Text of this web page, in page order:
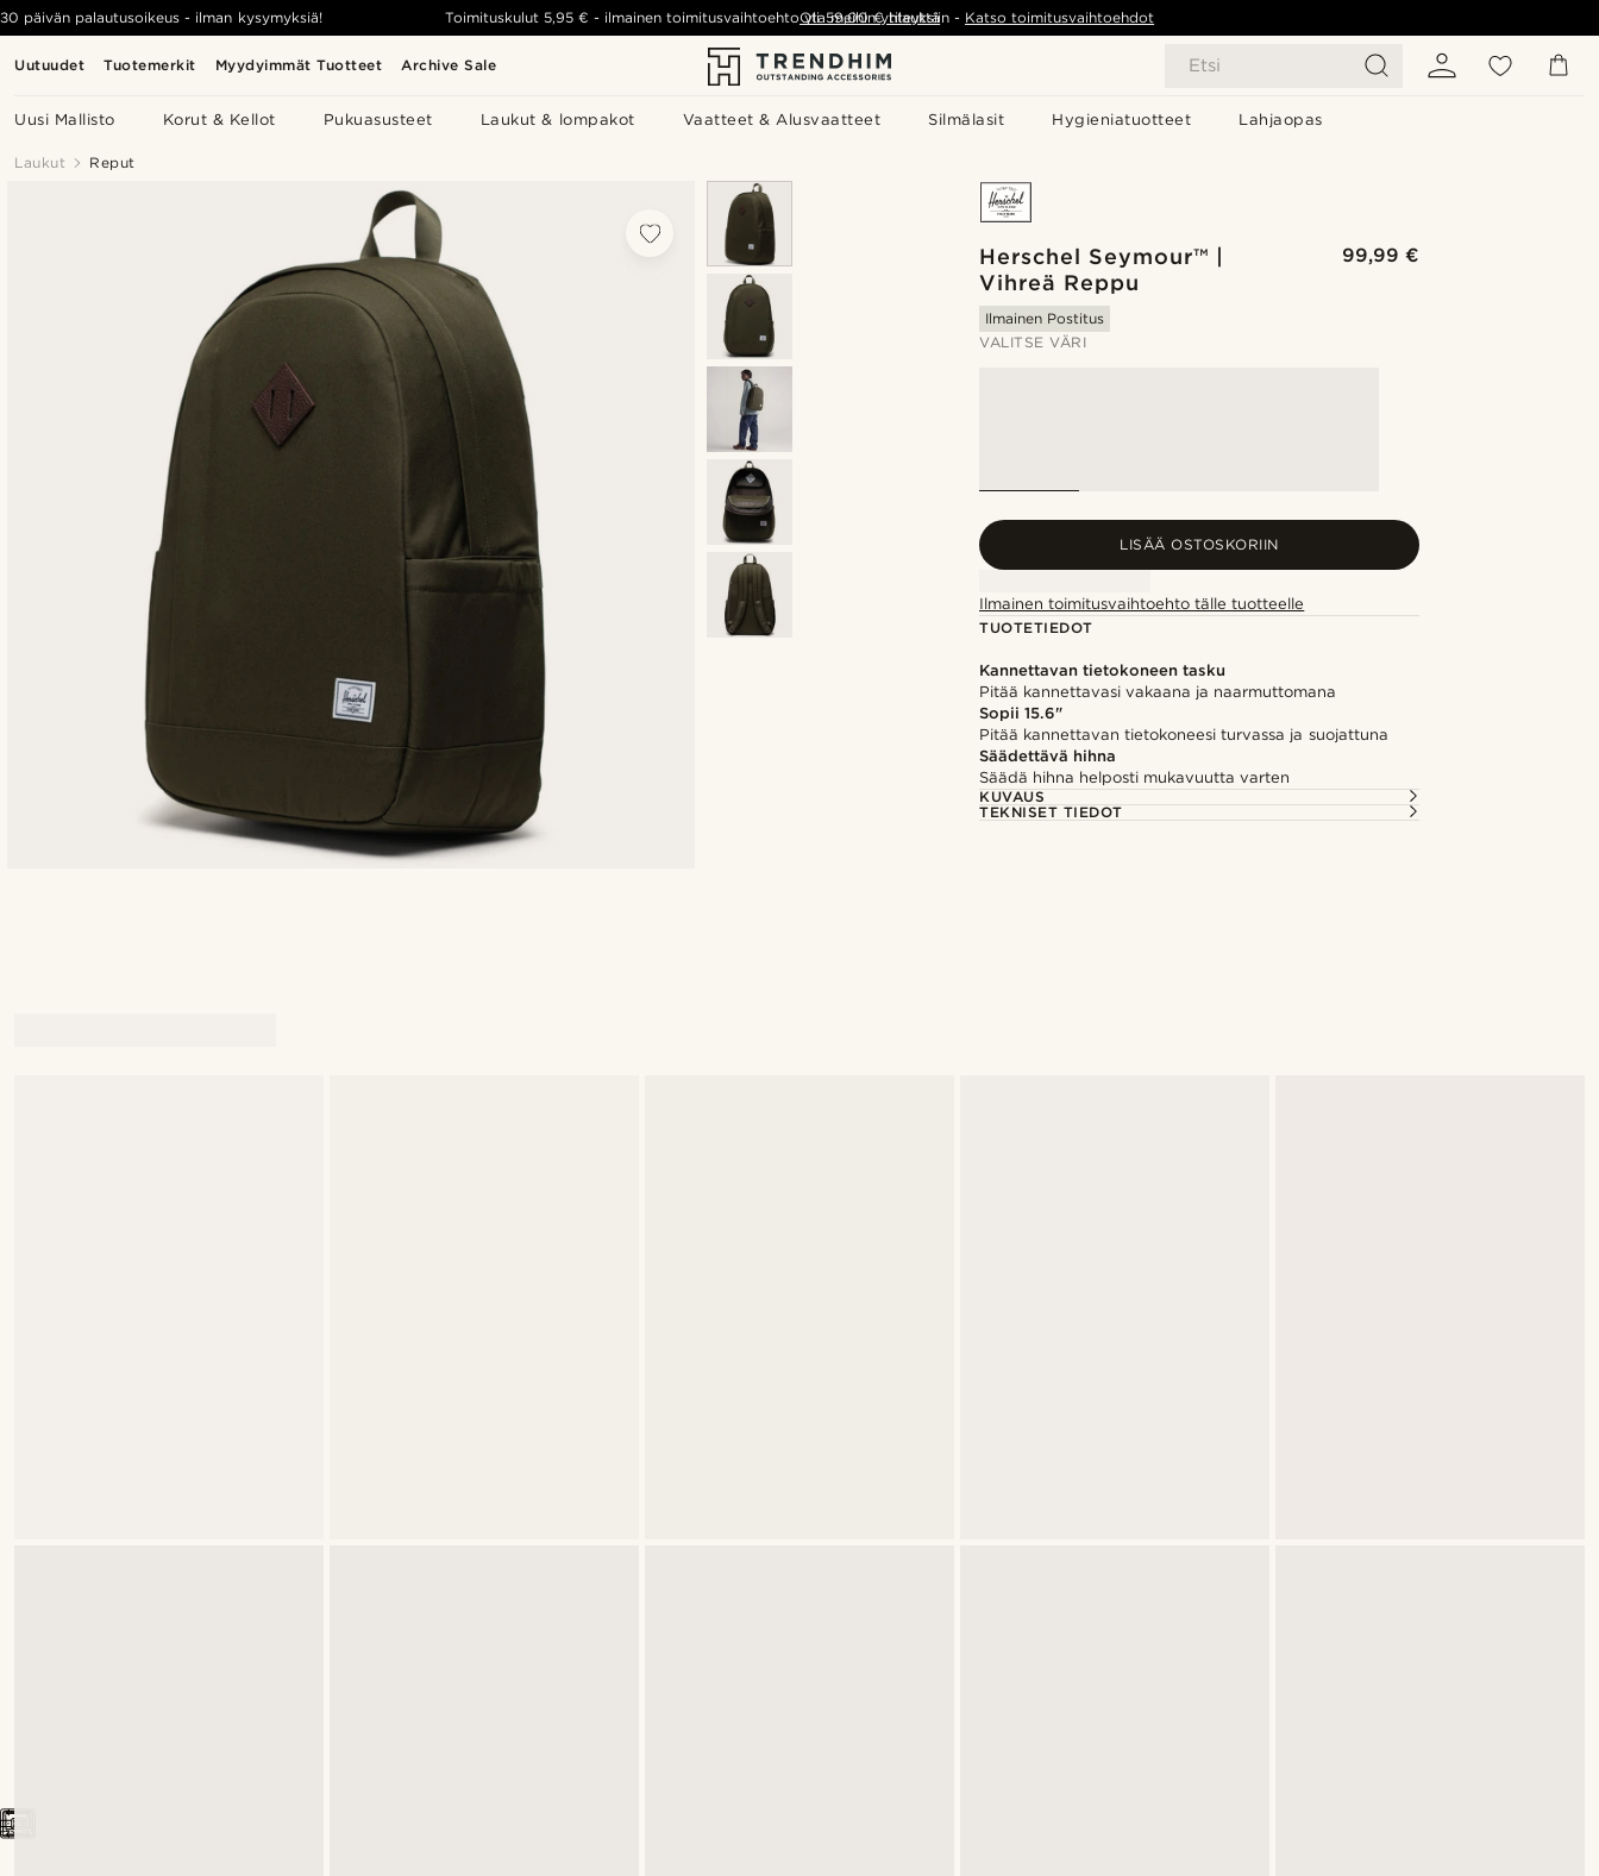
Uutuudet Tuotemerkit Myydyimmät Tuotteet Archive Sale Etsi
Uusi Mallisto Korut & Kellot Pukuasusteet Laukut & lompakot Vaatteet & Alusvaatteet Silmälasit Hygieniatuotteet Lahjaopas
30 päivän palautusoikeus - ilman kysymyksiä! Toimituskulut 5,95 € - ilmainen toimitusvaihtoehto yli 59,00 €tilauksiin - Katso toimitusvaihtoehdot
Ota meihin yhteyttä
Laukut Reput
Herschel Seymour™ |
Vihreä Reppu
99,99 €
Ilmainen Postitus
VALITSE VÄRI
LISÄÄ OSTOSKORIIN
Ilmainen toimitusvaihtoehto tälle tuotteelle
TUOTETIEDOT
Kannettavan tietokoneen tasku
Pitää kannettavasi vakaana ja naarmuttomana
Sopii 15.6"
Pitää kannettavan tietokoneesi turvassa ja suojattuna
Säädettävä hihna
Säädä hihna helposti mukavuutta varten
KUVAUS
TEKNISET TIEDOT